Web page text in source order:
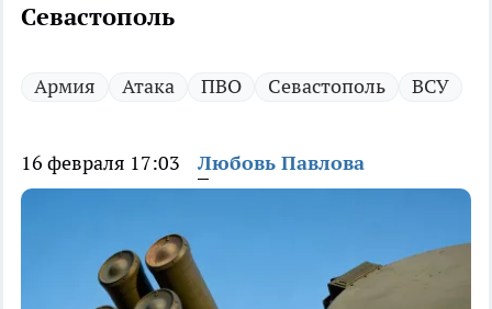
Севастополь
Армия Атака ПВО Севастополь ВСУ
16 февраля 17:03 Любовь Павлова